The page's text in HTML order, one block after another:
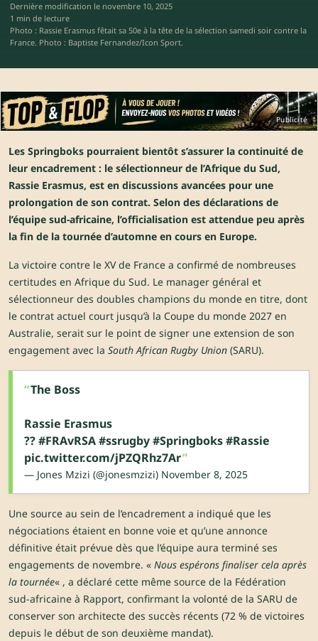
Dernière modification le novembre 10, 2025
1 min de lecture
Photo : Rassie Erasmus fêtait sa 50e à la tête de la sélection samedi soir contre la
France. Photo : Baptiste Fernandez/Icon Sport.
Publicité
Les Springboks pourraient bientôt s’assurer la continuité de
leur encadrement : le sélectionneur de l’Afrique du Sud,
Rassie Erasmus, est en discussions avancées pour une
prolongation de son contrat. Selon des déclarations de
l’équipe sud-africaine, l’officialisation est attendue peu après
la fin de la tournée d’automne en cours en Europe.
La victoire contre le XV de France a confirmé de nombreuses
certitudes en Afrique du Sud. Le manager général et
sélectionneur des doubles champions du monde en titre, dont
le contrat actuel court jusqu’à la Coupe du monde 2027 en
Australie, serait sur le point de signer une extension de son
engagement avec la South African Rugby Union (SARU).
The Boss
Rassie Erasmus
??#FRAvRSA#ssrugby#Springboks#Rassie
pic.twitter.com/jPZQRhz7Ar
— Jones Mzizi (@jonesmzizi) November 8, 2025
Une source au sein de l’encadrement a indiqué que les
négociations étaient en bonne voie et qu’une annonce
définitive était prévue dès que l’équipe aura terminé ses
engagements de novembre. « Nous espérons finaliser cela après
la tournée« , a déclaré cette même source de la Fédération
sud-africaine à Rapport, confirmant la volonté de la SARU de
conserver son architecte des succès récents (72 % de victoires
depuis le début de son deuxième mandat).